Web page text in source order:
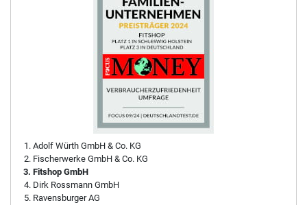
Adolf Würth GmbH & Co. KG
Fischerwerke GmbH & Co. KG
Fitshop GmbH
Dirk Rossmann GmbH
Ravensburger AG